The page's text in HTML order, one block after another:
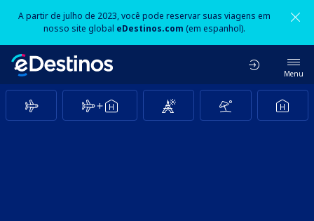
A partir de julho de 2023, você pode reservar suas viagens em
nosso site global eDestinos.com (em espanhol).
Menu